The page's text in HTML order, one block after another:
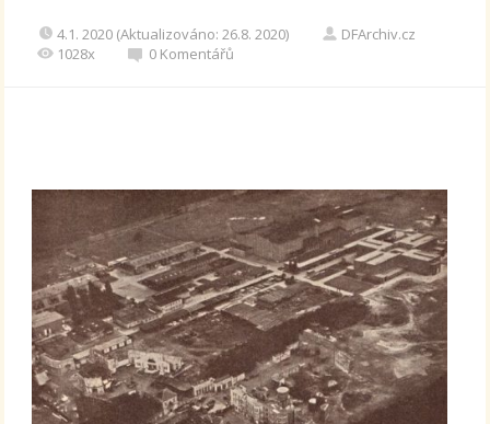
4.1. 2020 (Aktualizováno: 26.8. 2020)
DFArchiv.cz
1028x
0 Komentářů